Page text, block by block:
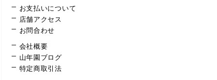
お支払いについて
店舗アクセス
お問合わせ
会社概要
山年園ブログ
特定商取引法